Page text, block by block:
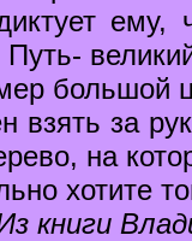
ему,
Путь-
большой
взять за
на
хотите
книги